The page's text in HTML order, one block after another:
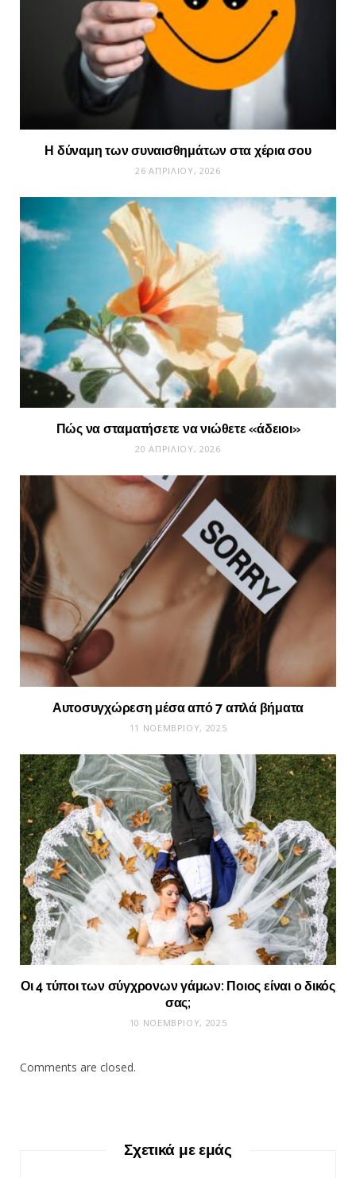
Η δύναμη των συναισθημάτων στα χέρια σου
26 ΑΠΡΙΛΊΟΥ, 2026
Πώς να σταματήσετε να νιώθετε «άδειοι»
20 ΑΠΡΙΛΊΟΥ, 2026
Αυτοσυγχώρεση μέσα από 7 απλά βήματα
11 ΝΟΕΜΒΡΊΟΥ, 2025
Οι 4 τύποι των σύγχρονων γάμων: Ποιος είναι ο δικός
σας;
10 ΝΟΕΜΒΡΊΟΥ, 2025
Comments are closed.
Σχετικά με εμάς